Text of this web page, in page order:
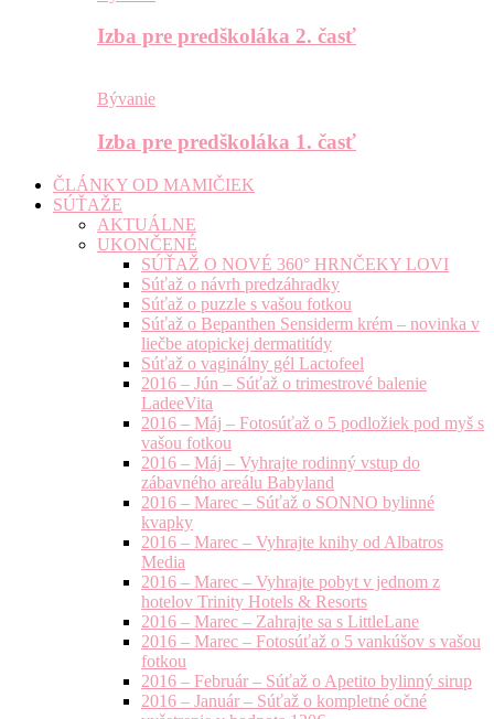
Izba pre predškoláka 2. časť
Bývanie
Izba pre predškoláka 1. časť
ČLÁNKY OD MAMIČIEK
SÚŤAŽE
AKTUÁLNE
UKONČENÉ
SÚŤAŽ O NOVÉ 360° HRNČEKY LOVI
Súťaž o návrh predzáhradky
Súťaž o puzzle s vašou fotkou
Súťaž o Bepanthen Sensiderm krém – novinka v
liečbe atopickej dermatitídy
Súťaž o vaginálny gél Lactofeel
2016 – Jún – Súťaž o trimestrové balenie
LadeeVita
2016 – Máj – Fotosúťaž o 5 podložiek pod myš s
vašou fotkou
2016 – Máj – Vyhrajte rodinný vstup do
zábavného areálu Babyland
2016 – Marec – Súťaž o SONNO bylinné
kvapky
2016 – Marec – Vyhrajte knihy od Albatros
Media
2016 – Marec – Vyhrajte pobyt v jednom z
hotelov Trinity Hotels & Resorts
2016 – Marec – Zahrajte sa s LittleLane
2016 – Marec – Fotosúťaž o 5 vankúšov s vašou
fotkou
2016 – Február – Súťaž o Apetito bylinný sirup
2016 – Január – Súťaž o kompletné očné